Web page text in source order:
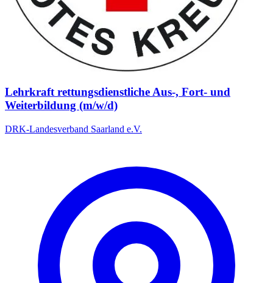
Lehrkraft rettungsdienstliche Aus-, Fort- und
Weiterbildung (m/w/d)
DRK-Landesverband Saarland e.V.